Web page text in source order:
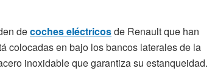
decoches eléctricosde Renault que han
colocadas en bajo los bancos laterales de la
inoxidable que garantiza su estanqueidad.